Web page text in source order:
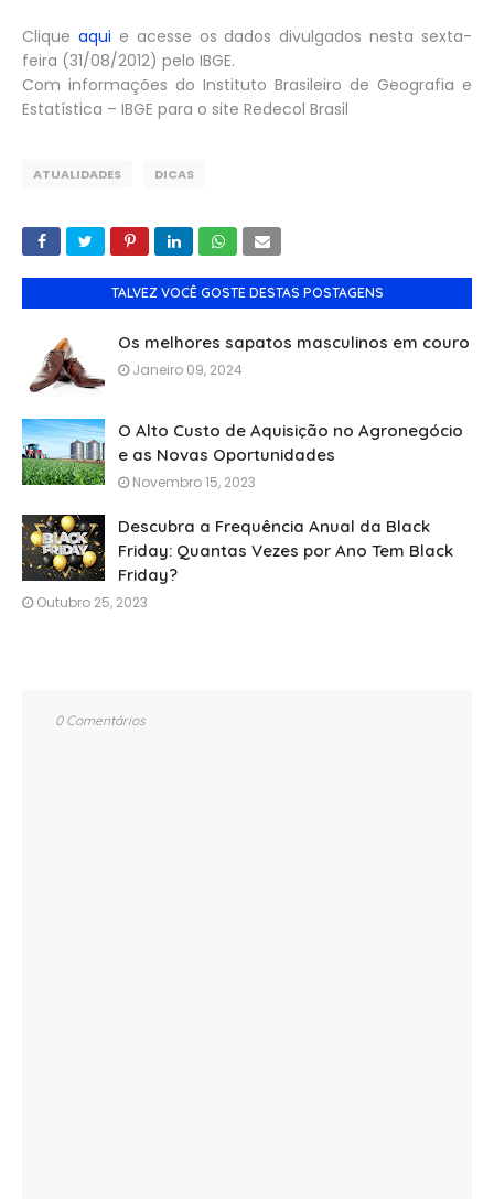
Clique aqui e acesse os dados divulgados nesta sexta-
feira (31/08/2012) pelo IBGE.
Com informações do Instituto Brasileiro de Geografia e
Estatística – IBGE para o site Redecol Brasil
ATUALIDADES DICAS
TALVEZ VOCÊ GOSTE DESTAS POSTAGENS
Os melhores sapatos masculinos em couro
Janeiro 09, 2024
O Alto Custo de Aquisição no Agronegócio
e as Novas Oportunidades
Novembro 15, 2023
Descubra a Frequência Anual da Black
Friday: Quantas Vezes por Ano Tem Black
Friday?
Outubro 25, 2023
0 Comentários